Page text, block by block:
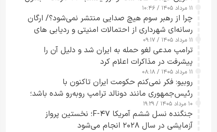
۱۱ مرداد ۱۴۰۵ / ۱۰:۴۶
چرا از رهبر سوم هیچ صدایی منتشر نمی‌شود؟/ ارگان
رسانه‌ای شهرداری از احتمالات امنیتی و ردیابی های
جاسوسی گفت
۱۱ مرداد ۱۴۰۵ / ۰۹:۱۷
ترامپ مدعی لغو حمله به ایران شد و دلیل آن را
پیشرفت در مذاکرات اعلام کرد
۱۱ مرداد ۱۴۰۵ / ۰۸:۱۸
روبیو: فکر نمی‌کنم حکومت ایران تاکنون با
رئیس‌جمهوری مانند دونالد ترامپ روبه‌رو شده باشد؛
کسی که واقعاً دست به اقدام می‌زند
۱۰ مرداد ۱۴۰۵ / ۱۹:۲۹
جنگنده نسل ششم آمریکا F-۴۷؛ نخستین پرواز
آزمایشی در سال ۲۰۲۸ انجام می‌شود